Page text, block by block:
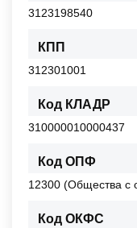
3123198540
КПП
312301001
Код КЛАДР
310000010000437
Код ОПФ
12300 (Общества с
Код ОКФС